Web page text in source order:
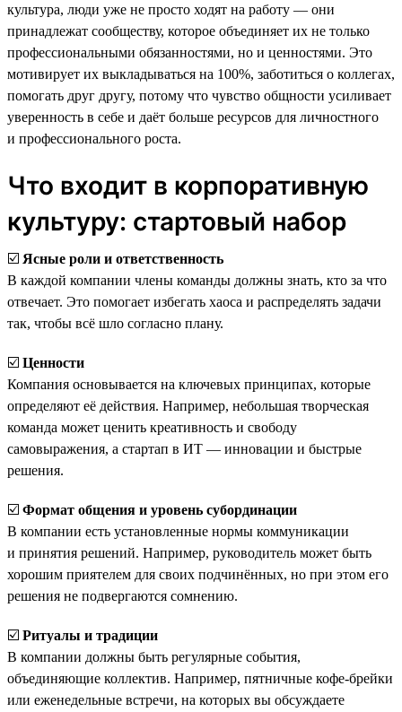
культура, люди уже не просто ходят на работу — они
принадлежат сообществу, которое объединяет их не только
профессиональными обязанностями, но и ценностями. Это
мотивирует их выкладываться на 100%, заботиться о коллегах,
помогать друг другу, потому что чувство общности усиливает
уверенность в себе и даёт больше ресурсов для личностного
и профессионального роста.
Что входит в корпоративную
культуру: стартовый набор
☑️ Ясные роли и ответственность
В каждой компании члены команды должны знать, кто за что
отвечает. Это помогает избегать хаоса и распределять задачи
так, чтобы всё шло согласно плану.
☑️ Ценности
Компания основывается на ключевых принципах, которые
определяют её действия. Например, небольшая творческая
команда может ценить креативность и свободу
самовыражения, а стартап в ИТ — инновации и быстрые
решения.
☑️ Формат общения и уровень субординации
В компании есть установленные нормы коммуникации
и принятия решений. Например, руководитель может быть
хорошим приятелем для своих подчинённых, но при этом его
решения не подвергаются сомнению.
☑️ Ритуалы и традиции
В компании должны быть регулярные события,
объединяющие коллектив. Например, пятничные кофе-брейки
или еженедельные встречи, на которых вы обсуждаете